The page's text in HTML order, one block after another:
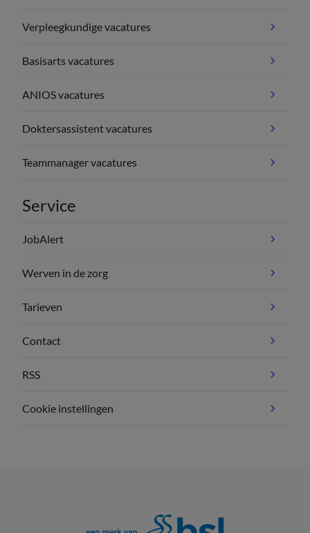
Verpleegkundige vacatures
Basisarts vacatures
ANIOS vacatures
Doktersassistent vacatures
Teammanager vacatures
Service
JobAlert
Werven in de zorg
Tarieven
Contact
RSS
Cookie instellingen